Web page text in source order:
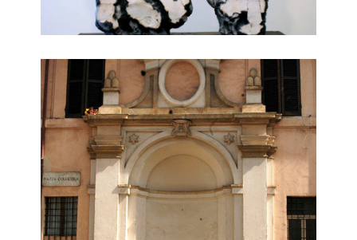
fontana piazza collicola